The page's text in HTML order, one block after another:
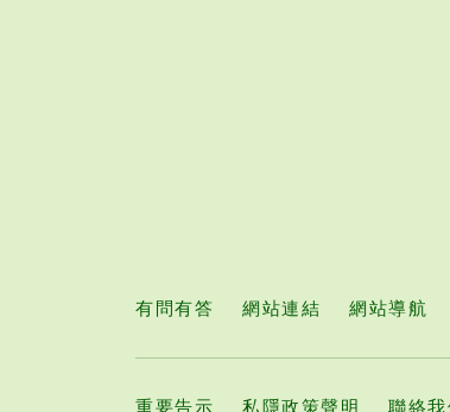
有問有答 網站連結 網站導航
重要告示 私隱政策聲明 聯絡我